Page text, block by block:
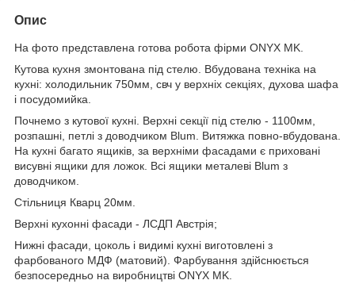
Опис
На фото представлена готова робота фірми ONYX MK.
Кутова кухня змонтована під стелю. Вбудована техніка на
кухні: холодильник 750мм, свч у верхніх секціях, духова шафа
і посудомийка.
Почнемо з кутової кухні. Верхні секції під стелю - 1100мм,
розпашні, петлі з доводчиком Blum. Витяжка повно-вбудована.
На кухні багато ящиків, за верхніми фасадами є приховані
висувні ящики для ложок. Всі ящики металеві Blum з
доводчиком.
Стільниця Кварц 20мм.
Верхні кухонні фасади - ЛСДП Австрія;
Нижні фасади, цоколь і видимі кухні виготовлені з
фарбованого МДФ (матовий). Фарбування здійснюється
безпосередньо на виробництві ONYX MK.